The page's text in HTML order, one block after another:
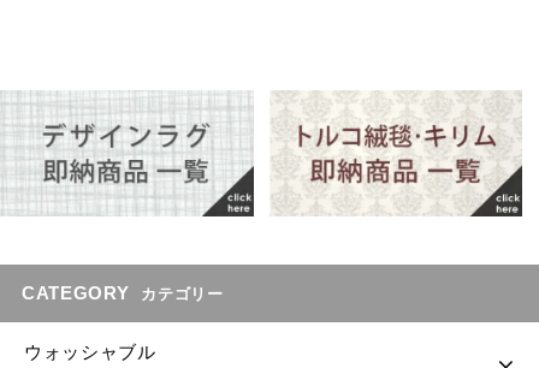
CATEGORY カテゴリー
ウォッシャブル